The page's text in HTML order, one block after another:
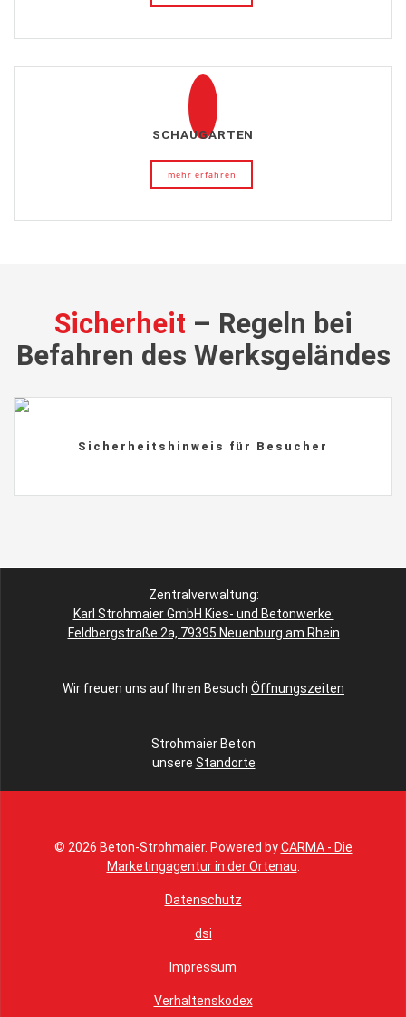
SCHAUGARTEN
mehr erfahren
Sicherheit – Regeln bei
Befahren des Werksgeländes
Sicherheitshinweis für Besucher
Zentralverwaltung:
Karl Strohmaier GmbH Kies- und Betonwerke:
Feldbergstraße 2a, 79395 Neuenburg am Rhein
Wir freuen uns auf Ihren Besuch Öffnungszeiten
Strohmaier Beton
unsere Standorte
© 2026 Beton-Strohmaier. Powered byCARMA - Die
Marketingagentur in der Ortenau
Datenschutz
dsi
Impressum
Verhaltenskodex